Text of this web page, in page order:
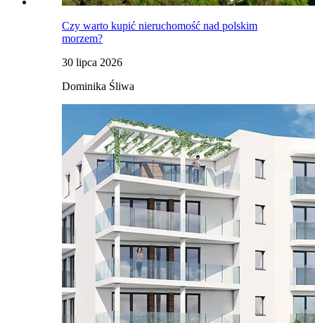
Czy warto kupić nieruchomość nad polskim
morzem?
30 lipca 2026
Dominika Śliwa